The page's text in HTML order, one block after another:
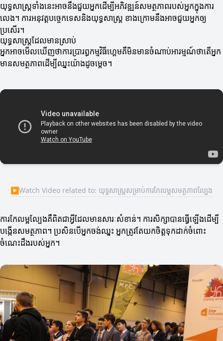
យុទ្ធសាស្ត្រទាំងនេះអាចនឹងជួយអ្នកដើម្បីអភិវឌ្ឍន៍សមត្ថភាពរបស់អ្នកក្នុងការ
លេង។ ការអនុវត្តបច្ចេកទេសនិងយុទ្ធសាស្ត្រ ខាងក្រោមនឹងអាចជួយអ្នកឲ្យ
ប្រសើរ។
យុទ្ធសាស្ត្រ​ដែល​មានស្រាប់
អ្នកអាចមើលឃើញថាការប្រារព្ធកម្មវិធីហ្គេមគឺមិនមានចំណាប់អារម្មណ៍ថាតើអ្នក
មានសមត្ថភាពដើម្បីឈ្នះយ៉ាងដូចម្តេច។
▶Watch Video related to: យុទ្ធសាស្ត្រសម្រាប់ការកែលម្អសមត្ថភាពល្បែង
ការកែលម្អល្បែងគឺពិតជា​អ្វីដែលមានសារៈសំខាន់។ ការសិក្សាបានធ្វើឡើងដើម្បី
បង្កើនសមត្ថភាព។ ប្រសិនបើអ្នកចង់ឈ្នះ អ្នកត្រូវតែយកចិត្តទុកដាក់ចំពោះ
ចំណេះដឹងរបស់អ្នក។